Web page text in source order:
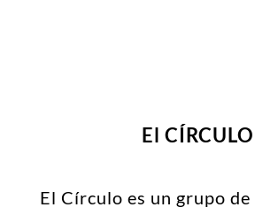
El CÍRCULO
El Círculo es un grupo de